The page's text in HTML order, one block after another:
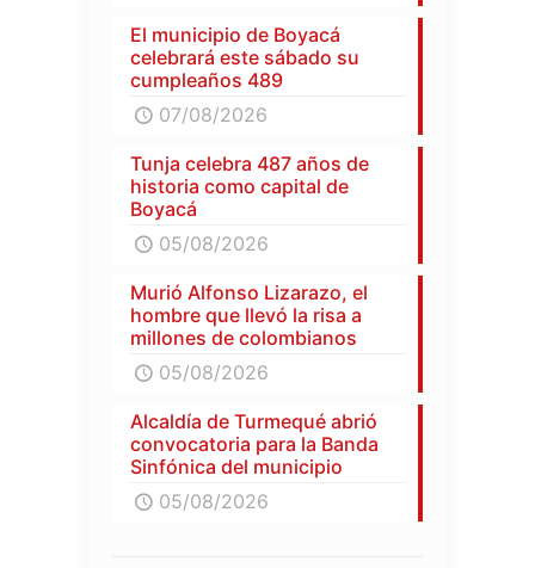
El municipio de Boyacá
celebrará este sábado su
cumpleaños 489
07/08/2026
Tunja celebra 487 años de
historia como capital de
Boyacá
05/08/2026
Murió Alfonso Lizarazo, el
hombre que llevó la risa a
millones de colombianos
05/08/2026
Alcaldía de Turmequé abrió
convocatoria para la Banda
Sinfónica del municipio
05/08/2026